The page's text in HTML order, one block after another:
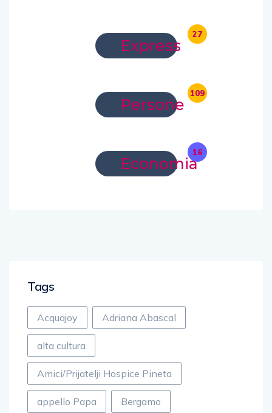
Express
27
Persone
109
Economia
16
Tags
Acquajoy Adriana Abascal
alta cultura
Amici/Prijatelji Hospice Pineta
appello Papa Bergamo